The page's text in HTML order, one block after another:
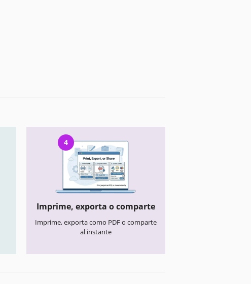
4
Imprime, exporta o comparte
Imprime, exporta como PDF o comparte
al instante